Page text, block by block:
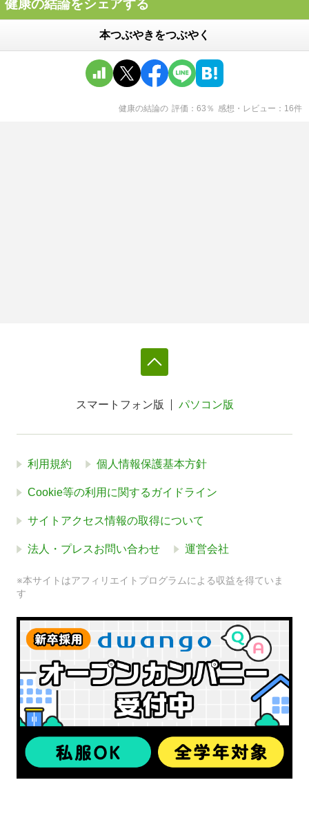
健康の結論をシェアする
本つぶやきをつぶやく
健康の結論の 評価 63 ％ 感想・レビュー 16件
スマートフォン版 パソコン版
利用規約 個人情報保護基本方針
Cookie等の利用に関するガイドライン
サイトアクセス情報の取得について
法人・プレスお問い合わせ 運営会社
※本サイトはアフィリエイトプログラムによる収益を得ていま
す